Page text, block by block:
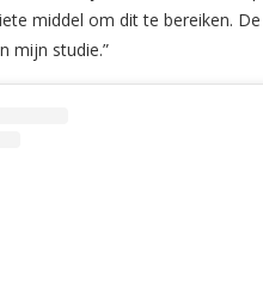
middel om dit te bereiken.
mijn studie.”